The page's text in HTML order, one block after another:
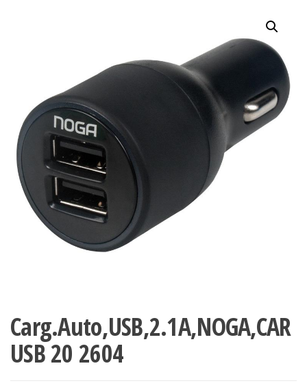
Carg.Auto,USB,2.1A,NOGA,CAR
USB 20 2604